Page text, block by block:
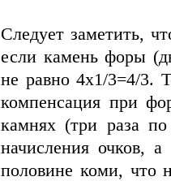
Следует заметить,
если камень форы
не равно 4х1/3=4/3.
компенсация при
камнях (три раза
начисления очков,
половине коми, что